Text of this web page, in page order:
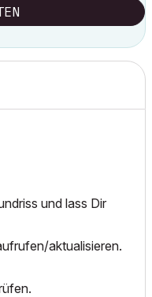
und lass Dir
aktualisieren.